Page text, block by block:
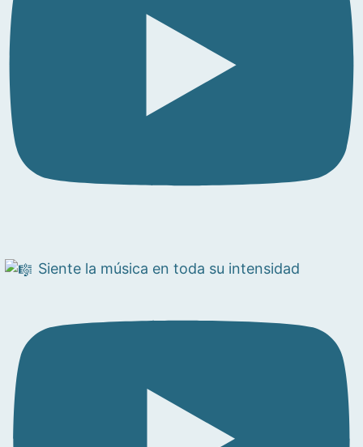
Siente la música en toda su intensidad